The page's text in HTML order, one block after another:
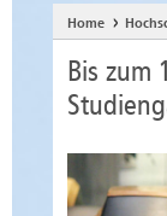
Alumni
Home
Bis zum